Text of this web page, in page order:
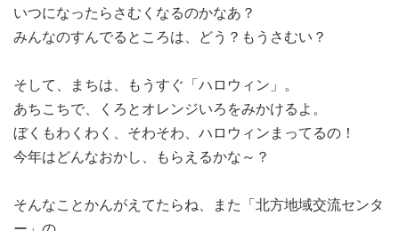
いつになったらさむくなるのかなあ？
みんなのすんでるところは、どう？もうさむい？
そして、まちは、もうすぐ「ハロウィン」。
あちこちで、くろとオレンジいろをみかけるよ。
ぼくもわくわく、そわそわ、ハロウィンまってるの！
今年はどんなおかし、もらえるかな～？
そんなことかんがえてたらね、また「北方地域交流センタ